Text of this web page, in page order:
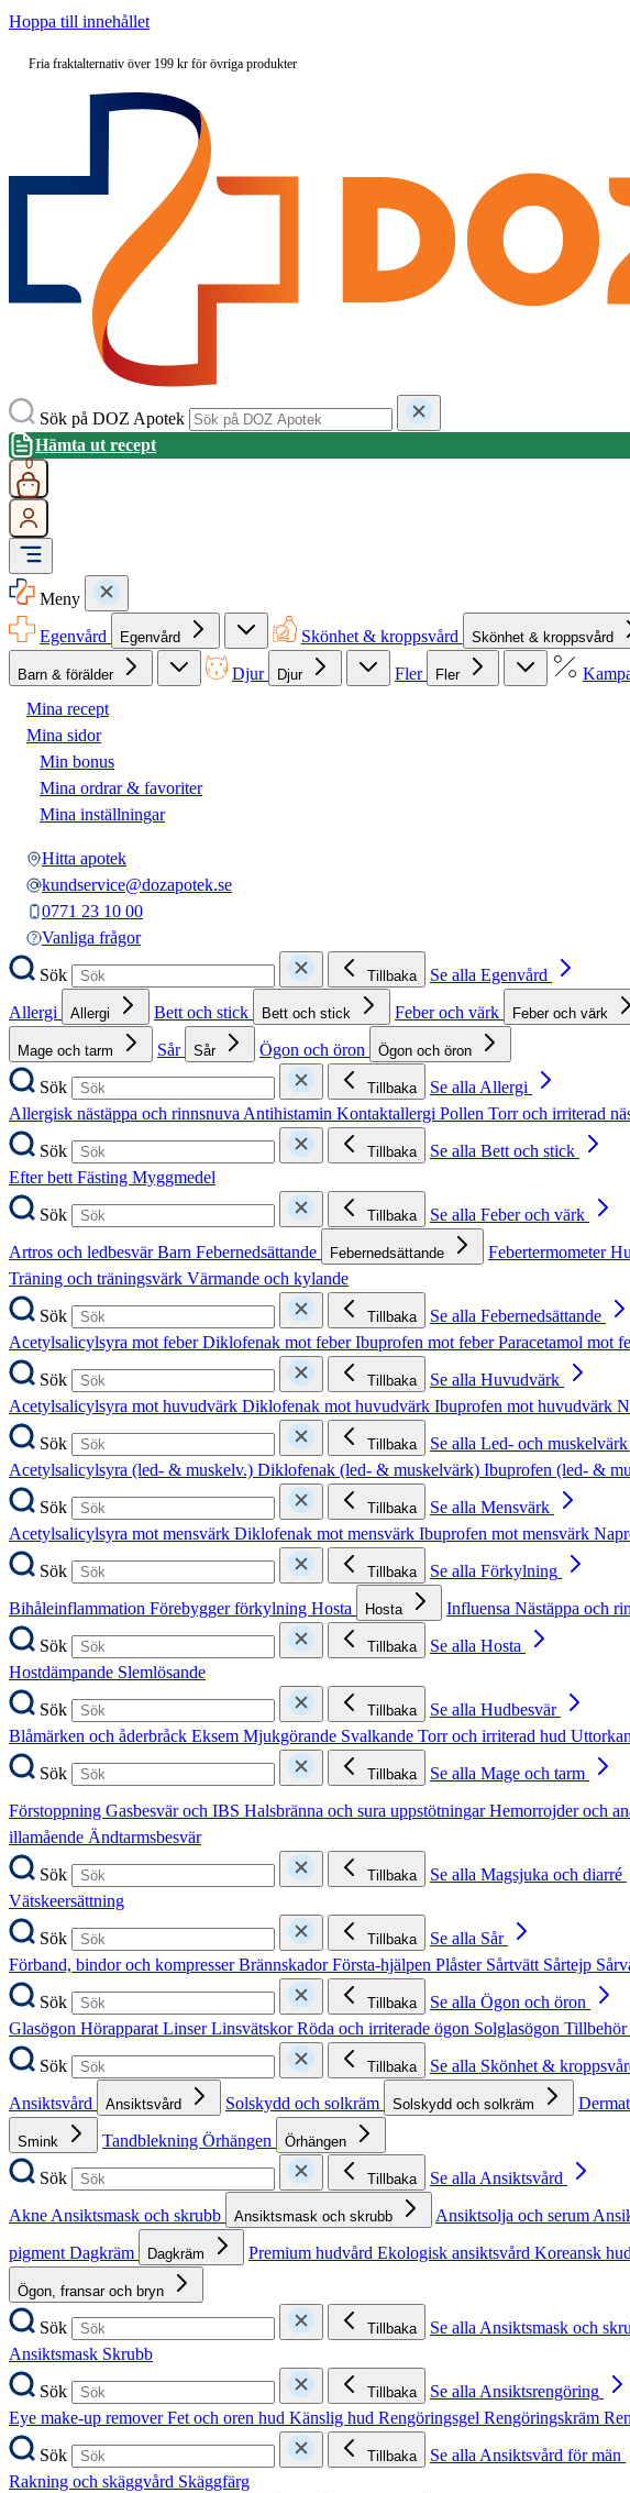
Hoppa till innehållet
Fria fraktalternativ över 199 kr för övriga produkter
Sök på DOZ Apotek
Hämta ut recept
0
Meny
Egenvård
Egenvård Skönhet & kroppsvård Skönhet & kroppsvård
Barn & förälder Djur Djur Fler Fler
Mina recept
Mina sidor
Min bonus
Mina ordrar & favoriter
Mina inställningar
Hitta apotek
kundservice@dozapotek.se
0771 23 10 00
Vanliga frågor
Sök
Tillbaka
Se alla Egenvård
Allergi
Allergi Bett och stick Bett och stick Feber och värk Feber och värk
Mage och tarm Sår Sår Ögon och öron Ögon och öron
Sök Tillbaka
Se alla Allergi
Allergisk nästäppa och rinnsnuva Antihistamin Kontaktallergi Pollen Torr och irriterad
Sök
Tillbaka
Se alla Bett och stick
Efter bett Fästing Myggmedel
Sök
Tillbaka
Se alla Feber och värk
Artros och ledbesvärBarn Febernedsättande Febernedsättande Febertermometer
Träning och träningsvärk Värmande och kylande
Sök
Tillbaka
Se alla Febernedsättande
Acetylsalicylsyra mot feberDiklofenak mot feberIbuprofen mot feberParacetamol mot
Sök
Tillbaka
Se alla Huvudvärk
Acetylsalicylsyra mot huvudvärk Diklofenak mot huvudvärk Ibuprofen mot huvudvärk
Sök
Tillbaka
Se alla Led- och muskelvärk
Acetylsalicylsyra (led- & muskelv.) Diklofenak (led- & muskelvärk) Ibuprofen (led- &
Sök
Tillbaka
Se alla Mensvärk
Acetylsalicylsyra mot mensvärk Diklofenak mot mensvärk Ibuprofen mot mensvärk
Sök
Tillbaka
Se alla Förkylning
Bihåleinflammation Förebygger förkylning Hosta Hosta Influensa Nästäppa och
Sök
Tillbaka
Se alla Hosta
Hostdämpande Slemlösande
Sök
Tillbaka
Se alla Hudbesvär
Blåmärken och åderbråck Eksem Mjukgörande Svalkande Torr och irriterad hud
Sök
Tillbaka
Se alla Mage och tarm
Förstoppning Gasbesvär och IBS Halsbränna och sura uppstötningarHemorrojder och
illamående Ändtarmsbesvär
Sök
Tillbaka
Se alla Magsjuka och diarré
Vätskeersättning
Sök
Tillbaka
Se alla Sår
Förband, bindor och kompresserBrännskadorFörsta-hjälpen Plåster Sårtvätt Sårtejp
Sök
Tillbaka
Se alla Ögon och öron
Glasögon Hörapparat LinserLinsvätskorRöda och irriterade ögon Solglasögon Tillbehör
Sök
Tillbaka
Se alla Skönhet &
Ansiktsvård
Ansiktsvård Solskydd och solkräm Solskydd och solkräm
Smink Tandblekning Örhängen Örhängen
Sök Tillbaka
Se alla Ansiktsvård
Akne Ansiktsmask och skrubb Ansiktsmask och skrubb Ansiktsolja och serum
pigment Dagkräm Dagkräm Premium hudvård Ekologisk ansiktsvård Koreansk
Ögon, fransar och bryn
Sök Tillbaka
Se alla Ansiktsmask och
Ansiktsmask Skrubb
Sök
Tillbaka
Se alla Ansiktsrengöring
Eye make-up removerFet och oren hud Känslig hud Rengöringsgel Rengöringskräm
Sök
Tillbaka
Se alla Ansiktsvård för män
Rakning och skäggvård Skäggfärg